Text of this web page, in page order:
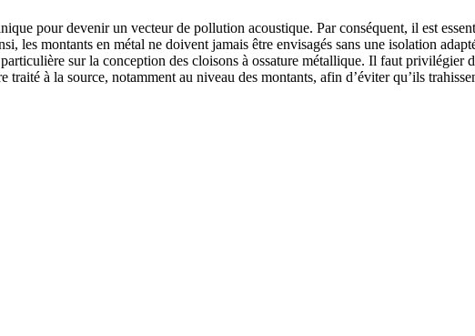
pour devenir un vecteur de pollution acoustique. Par conséquent, il est
les montants en métal ne doivent jamais être envisagés sans une isolation
sur la conception des cloisons à ossature métallique. Il faut privilégier
à la source, notamment au niveau des montants, afin d’éviter qu’ils